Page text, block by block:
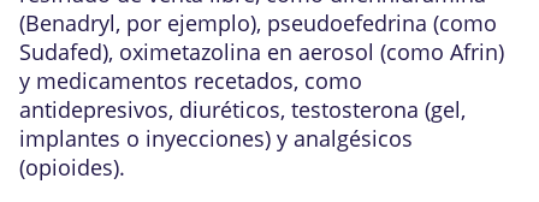
(Benadryl, por ejemplo), pseudoefedrina (como
Sudafed), oximetazolina en aerosol (como Afrin)
y medicamentos recetados, como
antidepresivos, diuréticos, testosterona (gel,
implantes o inyecciones) y analgésicos
(opioides).